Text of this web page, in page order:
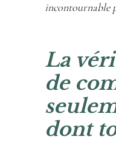
incontournable
La
de
dont